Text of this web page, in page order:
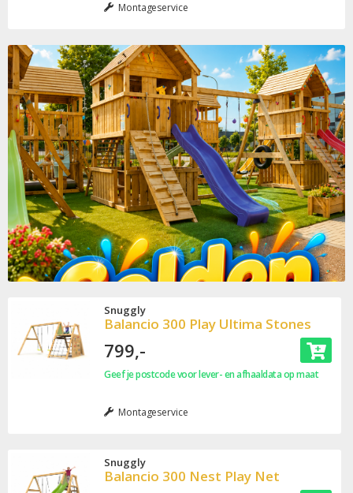
Montageservice
Snuggly
Balancio 300 Play Ultima Stones
799,-
Geef je postcode voor lever- en afhaaldata op maat
Montageservice
Snuggly
Balancio 300 Nest Play Net